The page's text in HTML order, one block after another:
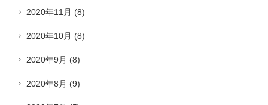
2020年11月 (8)
2020年10月 (8)
2020年9月 (8)
2020年8月 (9)